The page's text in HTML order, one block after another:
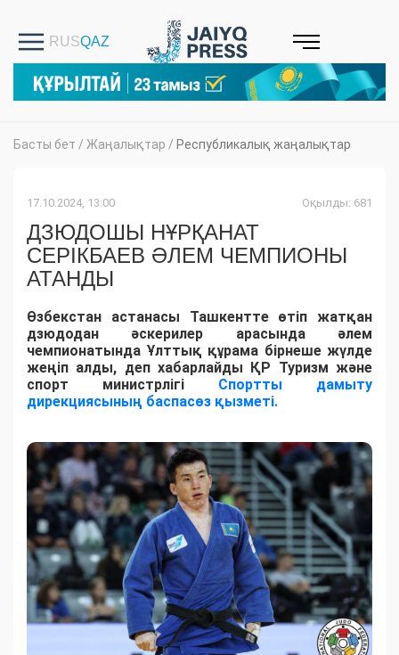
Басты бет / Жаңалықтар / Республикалық жаңалықтар
17.10.2024, 13:00 Оқылды: 681
ДЗЮДОШЫ НҰРҚАНАТ
СЕРІКБАЕВ ӘЛЕМ ЧЕМПИОНЫ
АТАНДЫ
Өзбекстан астанасы Ташкентте өтіп жатқан
дзюдодан әскерилер арасында әлем
чемпионатында Ұлттық құрама бірнеше жүлде
жеңіп алды, деп хабарлайды ҚР Туризм және
спорт министрлігі Спортты дамыту
дирекциясының баспасөз қызметі.